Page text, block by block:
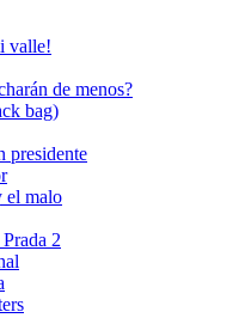
valle!
de menos?
bag)
presidente
el malo
2